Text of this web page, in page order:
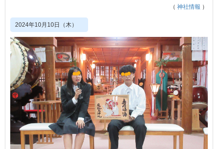
（ 神社情報 ）
2024年10月10日（木）